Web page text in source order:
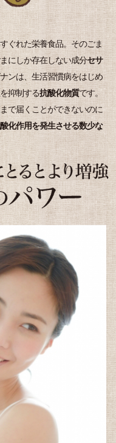
ぐれた栄養食品。そのごま
にしか存在しない成分セサ
ンは、生活習慣病をはじめ
抑制する抗酸化物質です。
で届くことができないのに
化作用を発生させる数少な